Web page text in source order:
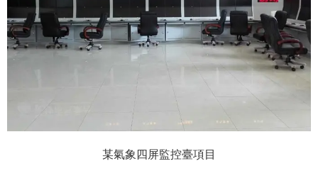
某氣象四屏監控臺項目